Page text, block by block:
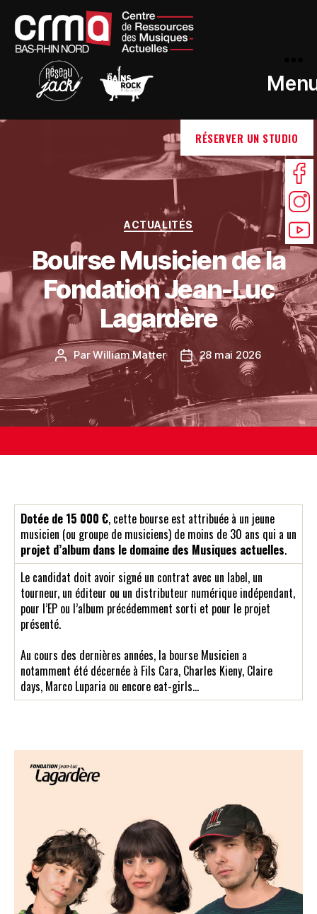
RÉSERVER UN STUDIO
ACTUALITÉS
Bourse Musicien de la
Fondation Jean-Luc
Lagardère
ParWilliam Matter 28 mai 2026
Dotée de 15 000 €, cette bourse est attribuée à un jeune
musicien (ou groupe de musiciens) de moins de 30 ans qui a un
projet d’album dans le domaine des Musiques actuelles.
Le candidat doit avoir signé un contrat avec un label, un
tourneur, un éditeur ou un distributeur numérique indépendant,
pour l’EP ou l’album précédemment sorti et pour le projet
présenté.
Au cours des dernières années, la bourse Musicien a
notamment été décernée à Fils Cara, Charles Kieny, Claire
days, Marco Luparia ou encore eat-girls…